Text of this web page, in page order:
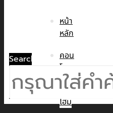
หน้า
หลัก
คอน
โด
ทาวน์
โฮม
Search